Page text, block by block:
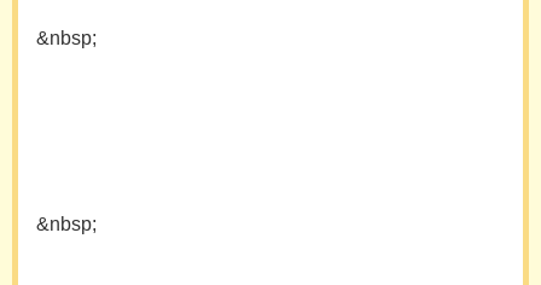
&nbsp;
&nbsp;